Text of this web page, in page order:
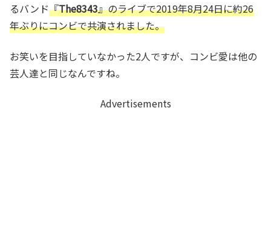
るバンド『The8343』のライブで2019年8月24日に約26
年ぶりにコンビで共演されました。
お笑いを目指していなかった2人ですが、コンビ愛は他の
芸人達と同じなんですね。
Advertisements